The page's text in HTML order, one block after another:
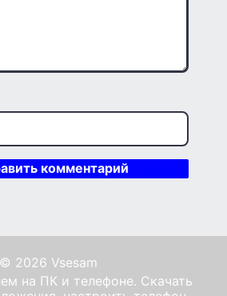
© 2026 Vsesam
на ПК и телефоне. Скачать